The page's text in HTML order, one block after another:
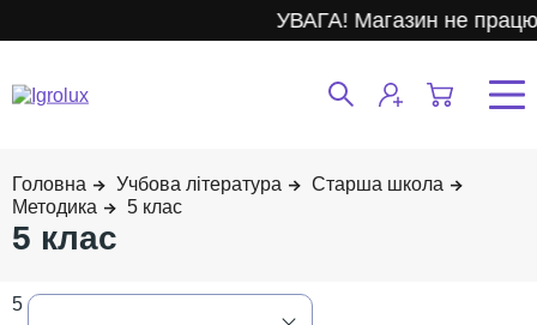
УВАГА! Магазин не працює.
Учбова література
Старша школа
Методика
5 клас
5 клас
5